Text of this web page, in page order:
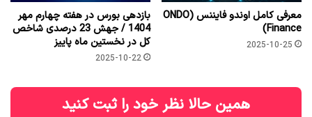
معرفی کامل اوندو فایننس (ONDO
Finance)
2025-10-25
بازدهی بورس در هفته چهارم مهر
1404 / جهش 23 درصدی شاخص
کل در نخستین ماه پاییز
2025-10-22
همین حالا نظر خود را ثبت کنید